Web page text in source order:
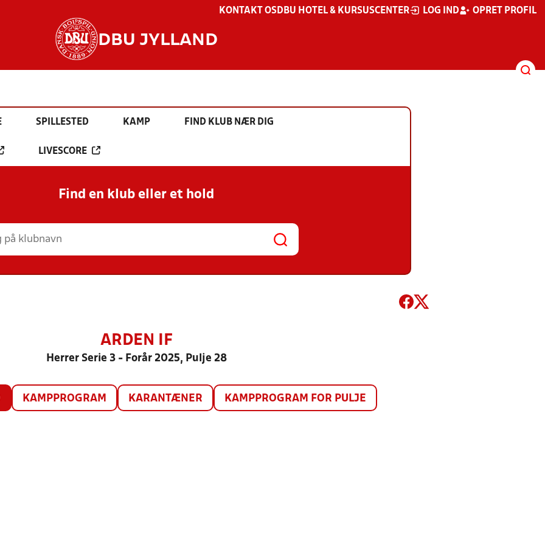
KONTAKT OS DBU HOTEL & KURSUSCENTER LOG IND OPRET PROFIL
DBU JYLLAND
SPILLESTED KAMP FIND KLUB NÆR DIG
LIVESCORE
Find en klub eller et hold
ARDEN IF
Herrer Serie 3 - Forår 2025, Pulje 28
KAMPPROGRAM KARANTÆNER KAMPPROGRAM FOR PULJE